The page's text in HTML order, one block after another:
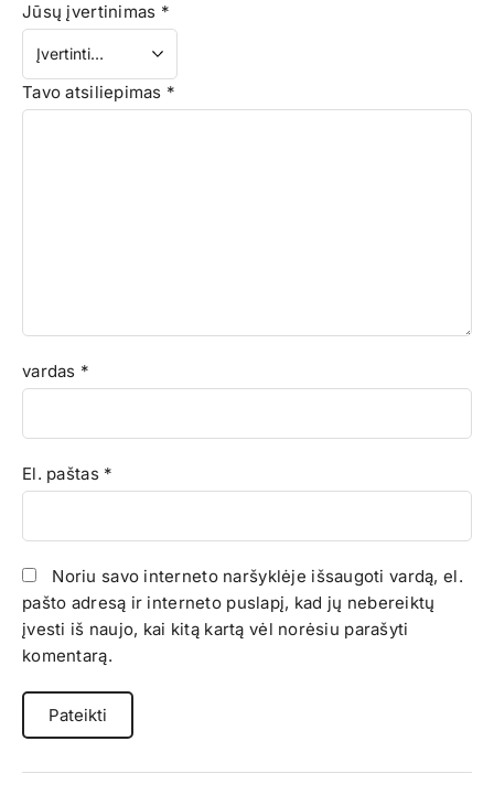
Jūsų įvertinimas *
Tavo atsiliepimas *
vardas *
El. paštas *
Noriu savo interneto naršyklėje išsaugoti vardą, el.
pašto adresą ir interneto puslapį, kad jų nebereiktų
įvesti iš naujo, kai kitą kartą vėl norėsiu parašyti
komentarą.